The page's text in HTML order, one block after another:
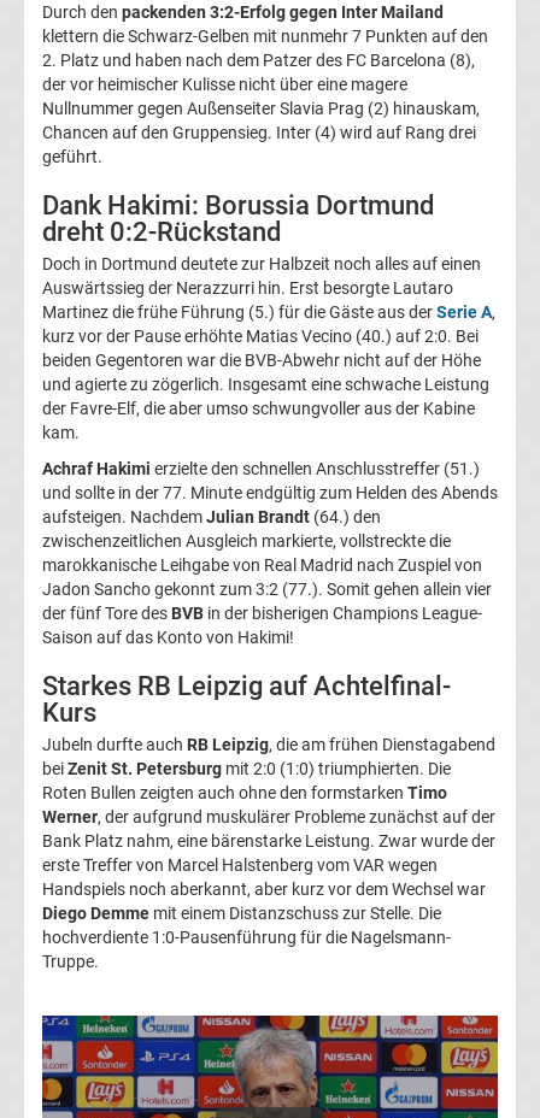
Premier
League
La
Liga
Serie
Türk.
Lig
Internat.
Fußball
UEFA
Youth
League
Fußball
WM
EM
Frauenfußball
Durch den packenden 3:2-Erfolg gegen Inter Mailand
klettern die Schwarz-Gelben mit nunmehr 7 Punkten auf den
2. Platz und haben nach dem Patzer des FC Barcelona (8),
der vor heimischer Kulisse nicht über eine magere
Nullnummer gegen Außenseiter Slavia Prag (2) hinauskam,
Chancen auf den Gruppensieg. Inter (4) wird auf Rang drei
geführt.
Dank Hakimi: Borussia Dortmund
dreht 0:2-Rückstand
Doch in Dortmund deutete zur Halbzeit noch alles auf einen
Auswärtssieg der Nerazzurri hin. Erst besorgte Lautaro
Martinez die frühe Führung (5.) für die Gäste aus derSerie A,
kurz vor der Pause erhöhte Matias Vecino (40.) auf 2:0. Bei
beiden Gegentoren war die BVB-Abwehr nicht auf der Höhe
und agierte zu zögerlich. Insgesamt eine schwache Leistung
der Favre-Elf, die aber umso schwungvoller aus der Kabine
kam.
Achraf Hakimi erzielte den schnellen Anschlusstreffer (51.)
und sollte in der 77. Minute endgültig zum Helden des Abends
aufsteigen. NachdemJulian Brandt (64.) den
zwischenzeitlichen Ausgleich markierte, vollstreckte die
marokkanische Leihgabe von Real Madrid nach Zuspiel von
Jadon Sancho gekonnt zum 3:2 (77.). Somit gehen allein vier
der fünf Tore des BVB in der bisherigen Champions League-
Saison auf das Konto von Hakimi!
Starkes RB Leipzig auf Achtelfinal-
Kurs
Jubeln durfte auch RB Leipzig, die am frühen Dienstagabend
beiZenit St. Petersburg mit 2:0 (1:0) triumphierten. Die
Roten Bullen zeigten auch ohne den formstarken Timo
Werner, der aufgrund muskulärer Probleme zunächst auf der
Bank Platz nahm, eine bärenstarke Leistung. Zwar wurde der
erste Treffer von Marcel Halstenberg vom VAR wegen
Handspiels noch aberkannt, aber kurz vor dem Wechsel war
Diego Demme mit einem Distanzschuss zur Stelle. Die
hochverdiente 1:0-Pausenführung für die Nagelsmann-
Truppe.